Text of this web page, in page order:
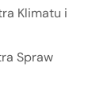
Klimatu i
Spraw